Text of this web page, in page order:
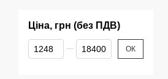
Ціна, грн (без ПДВ)
Від Ціна, грн (без ПДВ)
До Ціна, грн (без ПДВ) ОК